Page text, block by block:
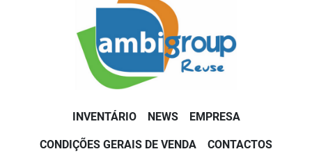
INVENTÁRIO NEWS EMPRESA
CONDIÇÕES GERAIS DE VENDA CONTACTOS